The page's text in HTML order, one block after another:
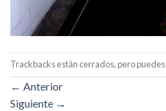
Trackbacks están cerrados, pero puedes
← Anterior
Siguiente →